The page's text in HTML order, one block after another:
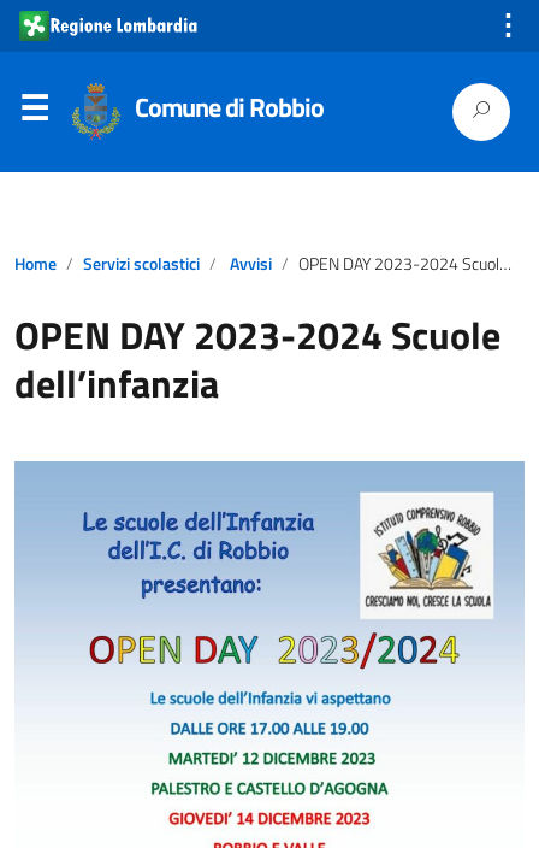
⋮
Comune di Robbio
Home Servizi scolastici Avvisi OPEN DAY 2023-2024 Scuole dell’infanzia
OPEN DAY 2023-2024 Scuole
dell’infanzia